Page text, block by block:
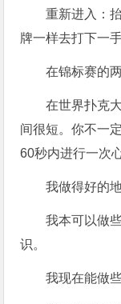
重新进入：
牌一样去打下一
在锦标赛的
在世界扑克
间很短。你不一
60秒内进行一次
我做得好的
我本可以做
识。
我现在能做